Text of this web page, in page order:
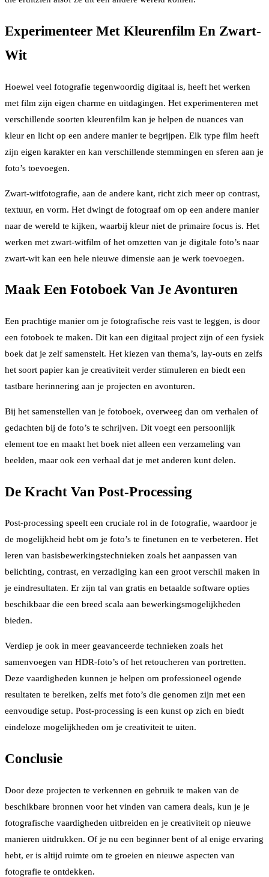
Experimenteer Met Kleurenfilm En Zwart-
Wit
Hoewel veel fotografie tegenwoordig digitaal is, heeft het werken
met film zijn eigen charme en uitdagingen. Het experimenteren met
verschillende soorten kleurenfilm kan je helpen de nuances van
kleur en licht op een andere manier te begrijpen. Elk type film heeft
zijn eigen karakter en kan verschillende stemmingen en sferen aan je
foto’s toevoegen.
Zwart-witfotografie, aan de andere kant, richt zich meer op contrast,
textuur, en vorm. Het dwingt de fotograaf om op een andere manier
naar de wereld te kijken, waarbij kleur niet de primaire focus is. Het
werken met zwart-witfilm of het omzetten van je digitale foto’s naar
zwart-wit kan een hele nieuwe dimensie aan je werk toevoegen.
Maak Een Fotoboek Van Je Avonturen
Een prachtige manier om je fotografische reis vast te leggen, is door
een fotoboek te maken. Dit kan een digitaal project zijn of een fysiek
boek dat je zelf samenstelt. Het kiezen van thema’s, lay-outs en zelfs
het soort papier kan je creativiteit verder stimuleren en biedt een
tastbare herinnering aan je projecten en avonturen.
Bij het samenstellen van je fotoboek, overweeg dan om verhalen of
gedachten bij de foto’s te schrijven. Dit voegt een persoonlijk
element toe en maakt het boek niet alleen een verzameling van
beelden, maar ook een verhaal dat je met anderen kunt delen.
De Kracht Van Post-Processing
Post-processing speelt een cruciale rol in de fotografie, waardoor je
de mogelijkheid hebt om je foto’s te finetunen en te verbeteren. Het
leren van basisbewerkingstechnieken zoals het aanpassen van
belichting, contrast, en verzadiging kan een groot verschil maken in
je eindresultaten. Er zijn tal van gratis en betaalde software opties
beschikbaar die een breed scala aan bewerkingsmogelijkheden
bieden.
Verdiep je ook in meer geavanceerde technieken zoals het
samenvoegen van HDR-foto’s of het retoucheren van portretten.
Deze vaardigheden kunnen je helpen om professioneel ogende
resultaten te bereiken, zelfs met foto’s die genomen zijn met een
eenvoudige setup. Post-processing is een kunst op zich en biedt
eindeloze mogelijkheden om je creativiteit te uiten.
Conclusie
Door deze projecten te verkennen en gebruik te maken van de
beschikbare bronnen voor het vinden van camera deals, kun je je
fotografische vaardigheden uitbreiden en je creativiteit op nieuwe
manieren uitdrukken. Of je nu een beginner bent of al enige ervaring
hebt, er is altijd ruimte om te groeien en nieuwe aspecten van
fotografie te ontdekken.